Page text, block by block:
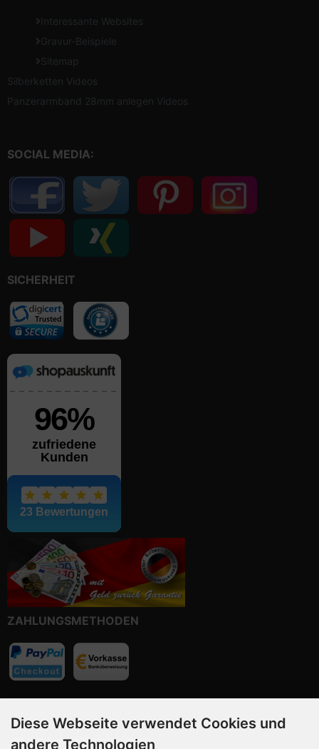
Interessante Websites
Gravur-Beispiele
Sitemap
Silberketten Videos
Panzerarmband 28mm anlegen Videos
SOCIAL MEDIA:
SICHERHEIT
ZAHLUNGSMETHODEN
Diese Webseite verwendet Cookies und
andere Technologien